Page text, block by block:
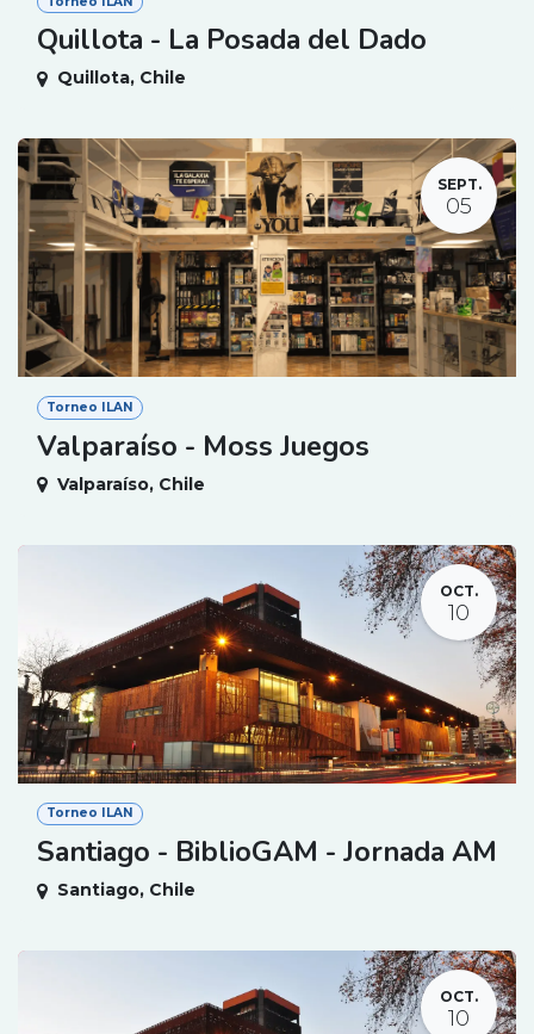
Quillota - La Posada del Dado
Quillota, Chile
SEPT.
05
Torneo ILAN
Valparaíso - Moss Juegos
Valparaíso, Chile
OCT.
10
Torneo ILAN
Santiago - BiblioGAM - Jornada AM
Santiago, Chile
OCT.
10